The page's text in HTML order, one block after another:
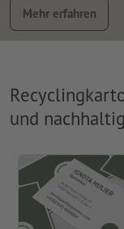
Mehr erfahren
und